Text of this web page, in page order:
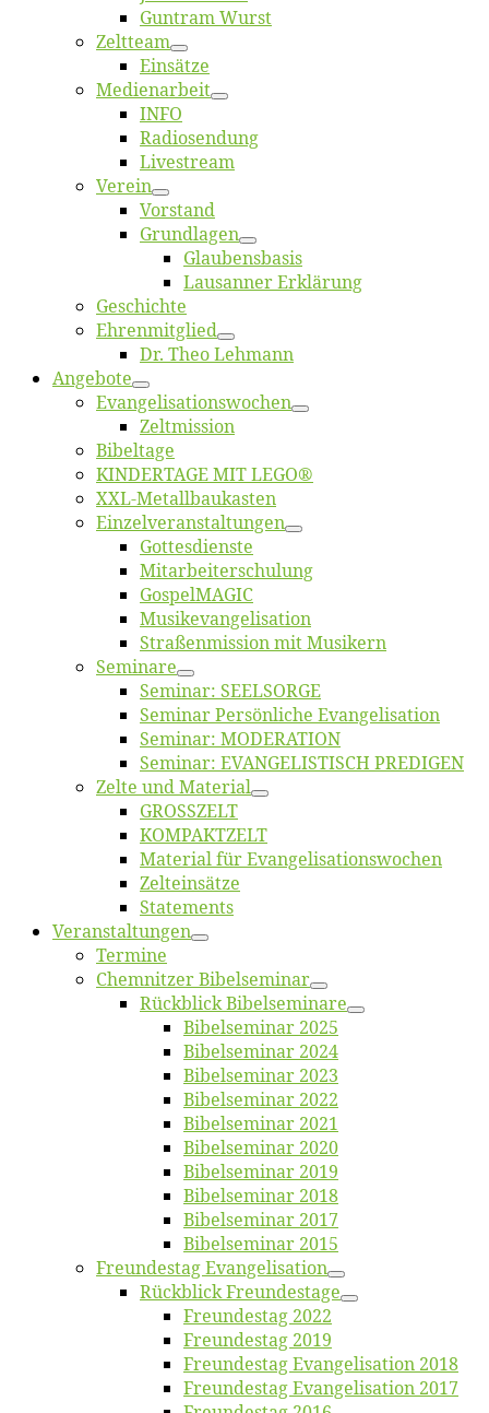
Gun­tram Wurst
Zelt­team
Ein­sät­ze
Me­di­en­ar­beit
INFO
Ra­dio­sen­dung
Live­stream
Ver­ein
Vor­stand
Grund­la­gen
Glaubens­ba­sis
Lausan­ner Erklärung
Ge­schich­te
Eh­ren­mit­glied
Dr. Theo Lehmann
An­ge­bo­te
Evangelisa­tions­wo­chen
Zelt­mis­si­on
Bi­bel­ta­ge
KINDERTAGE MIT LEGO®
XXL-Me­­tal­l­­bau­­kas­­ten
Einzelver­an­stal­tungen
Got­tes­diens­te
Mitarbeiter­schulung
Gos­pel­MA­GIC
Musikevan­ge­li­sa­tion
Straßenmis­sion mit Musikern
Se­mi­na­re
Se­mi­nar: SEELSORGE
Se­mi­nar Per­sön­li­che Evangelisation
Se­mi­nar: MODERATION
Se­mi­nar: EVANGELISTISCH PREDIGEN
Zel­te und Material
GROSSZELT
KOMPAKTZELT
Ma­te­ri­al für Evangelisationswochen
Zelt­ein­sät­ze
State­ments
Ver­an­stal­tun­gen
Ter­mi­ne
Chemnit­zer Bibelseminar
Rück­blick Bibelseminare
Bi­bel­se­mi­nar 2025
Bi­bel­se­mi­nar 2024
Bi­bel­se­mi­nar 2023
Bi­bel­se­mi­nar 2022
Bi­bel­se­mi­nar 2021
Bi­bel­se­mi­nar 2020
Bi­bel­se­mi­nar 2019
Bi­bel­se­mi­nar 2018
Bibelsemi­nar 2017
Bibelsemi­nar 2015
Freun­des­tag Evangelisation
Rück­blick Freundestage
Freun­des­tag 2022
Freun­des­tag 2019
Freun­des­tag Evan­ge­li­sa­ti­on 2018
Freun­des­tag Evan­ge­li­sa­ti­on 2017